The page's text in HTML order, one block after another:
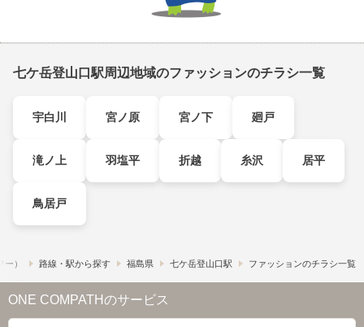
七ケ岳登山口駅周辺地域のファッションのチラシ一覧
宇白川 宮ノ原 宮ノ下 廻戸
滝ノ上 羽塩平 折越 糸沢 居平
鳥居戸
） 路線・駅から探す 福島県 七ケ岳登山口駅 ファッションのチラシ一覧
ONE COMPATHのサービス